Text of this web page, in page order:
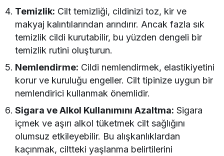
Temizlik: Cilt temizliği, cildinizi toz, kir ve
makyaj kalıntılarından arındırır. Ancak fazla sık
temizlik cildi kurutabilir, bu yüzden dengeli bir
temizlik rutini oluşturun.
Nemlendirme: Cildi nemlendirmek, elastikiyetini
korur ve kuruluğu engeller. Cilt tipinize uygun bir
nemlendirici kullanmak önemlidir.
Sigara ve Alkol Kullanımını Azaltma: Sigara
içmek ve aşırı alkol tüketmek cilt sağlığını
olumsuz etkileyebilir. Bu alışkanlıklardan
kaçınmak, ciltteki yaşlanma belirtilerini